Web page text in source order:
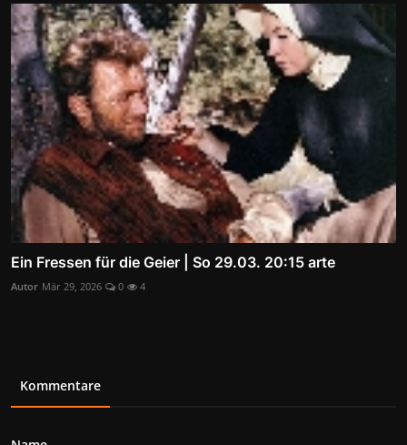
Ein Fressen für die Geier | So 29.03. 20:15 arte
Autor Mär 29, 2026 0 4
Kommentare